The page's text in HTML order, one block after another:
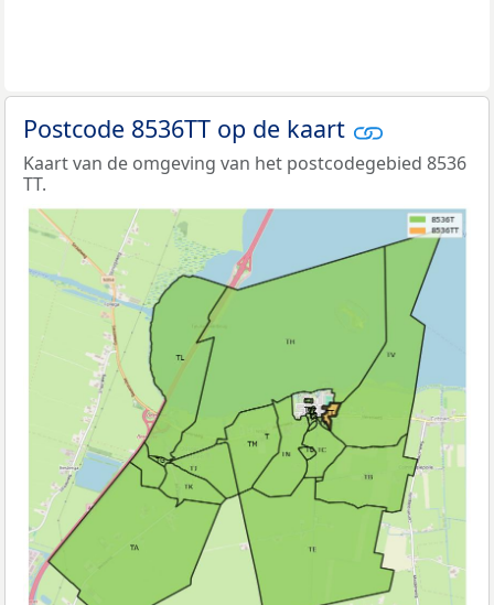
Postcode 8536TT op de kaart
Kaart van de omgeving van het postcodegebied 8536
TT.